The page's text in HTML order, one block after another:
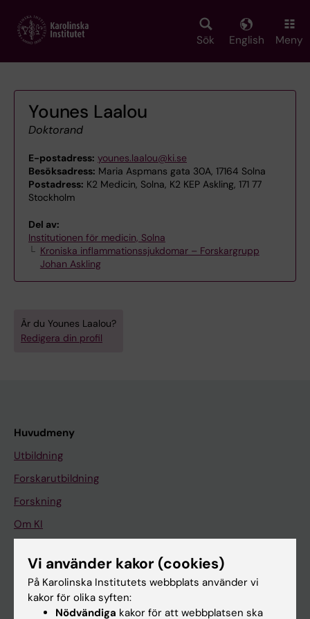
main
Sök English Meny
Younes Laalou
Doktorand
E-postadress: younes.laalou@ki.se
Besöksadress: Maria Aspmans gata 30A, 17164 Solna
Postadress: K2 Medicin, Solna, K2 KEP Askling, 171 77
Stockholm
Del av:
Institutionen för medicin, Solna
Kroniska inflammationssjukdomar – Forskargrupp
Johan Askling
Är du Younes Laalou?
Redigera din profil
Huvudmeny
Utbildning
Forskarutbildning
Forskning
Om KI
På gång
Nyheter
Kalender
Vi använder kakor (cookies)
På Karolinska Institutets webbplats använder vi
kakor för olika syften:
Nödvändiga kakor för att webbplatsen ska